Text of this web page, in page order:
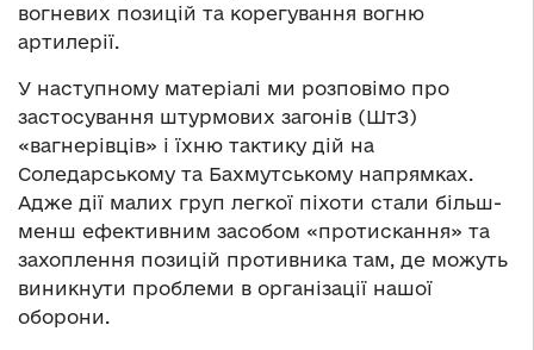
вогневих позицій та корегування вогню
артилерії.
У наступному матеріалі ми розповімо про
застосування штурмових загонів (ШтЗ)
«вагнерівців» і їхню тактику дій на
Соледарському та Бахмутському напрямках.
Адже дії малих груп легкої піхоти стали більш-
менш ефективним засобом «протискання» та
захоплення позицій противника там, де можуть
виникнути проблеми в організації нашої
оборони.